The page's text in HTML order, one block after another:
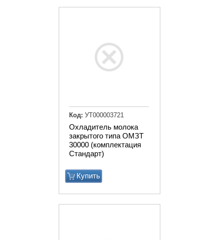
Охладитель молока
закрытого типа ОМЗТ
30000 (комплектация
Стандарт)
Купить
Код: УТ000003721